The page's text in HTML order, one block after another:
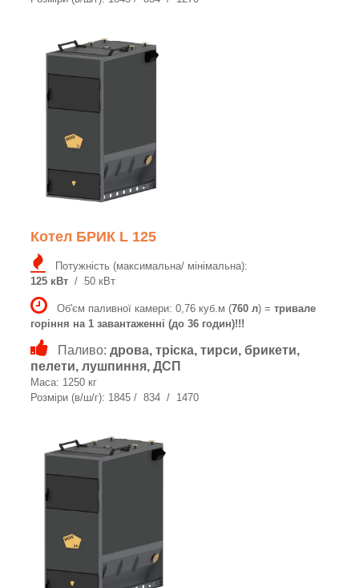
Котел БРИК L 125
Потужність (максимальна/ мінімальна):
125 кВт / 50 кВт
Об'єм паливної камери: 0,76 куб.м (760 л) = тривале
горіння на 1 завантаженні (до 36 годин)!!!
Паливо: дрова, тріска, тирси, брикети,
пелети, лушпиння, ДСП
Маса: 1250 кг
Розміри (в/ш/г): 1845 / 834 / 1470